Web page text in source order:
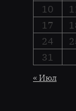
10
17
24
31
« Июл